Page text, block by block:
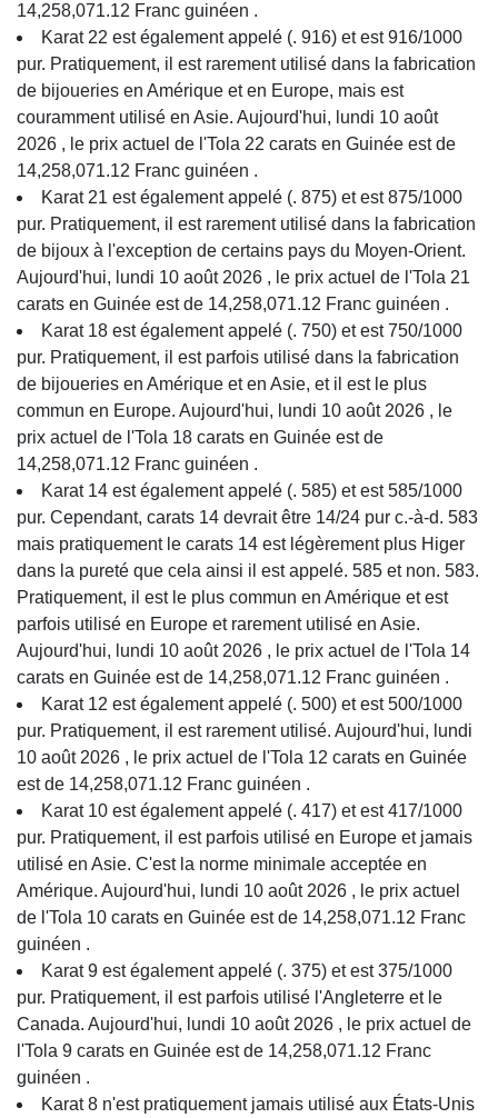
14,258,071.12 Franc guinéen .
Karat 22 est également appelé (. 916) et est 916/1000
pur. Pratiquement, il est rarement utilisé dans la fabrication
de bijoueries en Amérique et en Europe, mais est
couramment utilisé en Asie. Aujourd'hui, lundi 10 août
2026 , le prix actuel de l'Tola 22 carats en Guinée est de
14,258,071.12 Franc guinéen .
Karat 21 est également appelé (. 875) et est 875/1000
pur. Pratiquement, il est rarement utilisé dans la fabrication
de bijoux à l'exception de certains pays du Moyen-Orient.
Aujourd'hui, lundi 10 août 2026 , le prix actuel de l'Tola 21
carats en Guinée est de 14,258,071.12 Franc guinéen .
Karat 18 est également appelé (. 750) et est 750/1000
pur. Pratiquement, il est parfois utilisé dans la fabrication
de bijoueries en Amérique et en Asie, et il est le plus
commun en Europe. Aujourd'hui, lundi 10 août 2026 , le
prix actuel de l'Tola 18 carats en Guinée est de
14,258,071.12 Franc guinéen .
Karat 14 est également appelé (. 585) et est 585/1000
pur. Cependant, carats 14 devrait être 14/24 pur c.-à-d. 583
mais pratiquement le carats 14 est légèrement plus Higer
dans la pureté que cela ainsi il est appelé. 585 et non. 583.
Pratiquement, il est le plus commun en Amérique et est
parfois utilisé en Europe et rarement utilisé en Asie.
Aujourd'hui, lundi 10 août 2026 , le prix actuel de l'Tola 14
carats en Guinée est de 14,258,071.12 Franc guinéen .
Karat 12 est également appelé (. 500) et est 500/1000
pur. Pratiquement, il est rarement utilisé. Aujourd'hui, lundi
10 août 2026 , le prix actuel de l'Tola 12 carats en Guinée
est de 14,258,071.12 Franc guinéen .
Karat 10 est également appelé (. 417) et est 417/1000
pur. Pratiquement, il est parfois utilisé en Europe et jamais
utilisé en Asie. C'est la norme minimale acceptée en
Amérique. Aujourd'hui, lundi 10 août 2026 , le prix actuel
de l'Tola 10 carats en Guinée est de 14,258,071.12 Franc
guinéen .
Karat 9 est également appelé (. 375) et est 375/1000
pur. Pratiquement, il est parfois utilisé l'Angleterre et le
Canada. Aujourd'hui, lundi 10 août 2026 , le prix actuel de
l'Tola 9 carats en Guinée est de 14,258,071.12 Franc
guinéen .
Karat 8 n'est pratiquement jamais utilisé aux États-Unis